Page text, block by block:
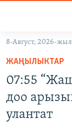
Навигацияга
өтүңүз
салыңыз
КЫРГЫЗСТАН
УКРАИНА
8-Август, 2026-
ЖАҢЫЛЫКТАР
07:55
доо
улантат